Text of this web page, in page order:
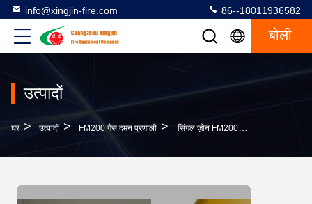
info@xingjin-fire.com 86--18011936582
बोली
उत्पादों
घर > उत्पादों > FM200 गैस दमन प्रणाली > सिंगल ज़ोन FM200 गैस दमन प्रणाली गैस बुझाने की प्रणाली